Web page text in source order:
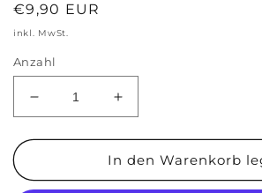
Normaler
Preis
€9,90 EUR
inkl. MwSt.
Anzahl
Verringere
die
Menge
Fragenkartenspiel
Erhöhe
die
Menge
für
Fragenkartenspiel
In den Warenkorb